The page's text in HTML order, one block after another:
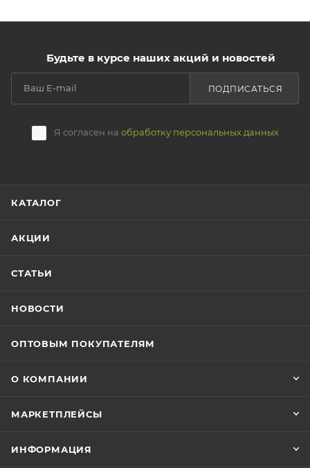
Будьте в курсе наших акций и новостей
Я согласен на обработку персональных данных
ПОДПИСАТЬСЯ
КАТАЛОГ
АКЦИИ
СТАТЬИ
НОВОСТИ
ОПТОВЫМ ПОКУПАТЕЛЯМ
О КОМПАНИИ
МАРКЕТПЛЕЙСЫ
ИНФОРМАЦИЯ